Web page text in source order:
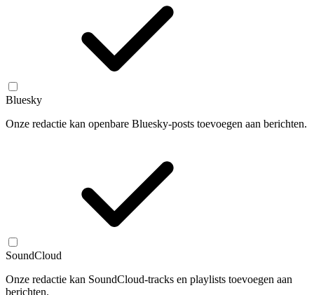
Bluesky
Onze redactie kan openbare Bluesky-posts toevoegen aan berichten.
SoundCloud
Onze redactie kan SoundCloud-tracks en playlists toevoegen aan
berichten.